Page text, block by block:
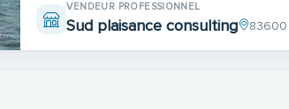
VENDEUR PROFESSIONNEL
Sud plaisance consulting 83600